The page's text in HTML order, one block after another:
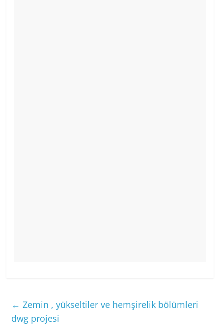
← Zemin , yükseltiler ve hemşirelik bölümleri
dwg projesi